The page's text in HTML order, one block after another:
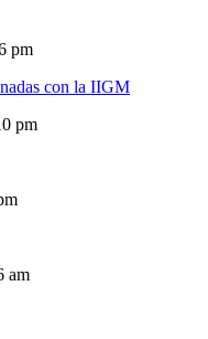
pm
con la IIGM
pm
am